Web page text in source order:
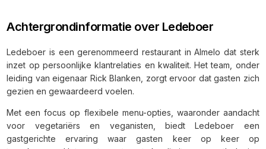
Achtergrondinformatie over Ledeboer
Ledeboer is een gerenommeerd restaurant in Almelo dat sterk
inzet op persoonlijke klantrelaties en kwaliteit. Het team, onder
leiding van eigenaar Rick Blanken, zorgt ervoor dat gasten zich
gezien en gewaardeerd voelen.
Met een focus op flexibele menu-opties, waaronder aandacht
voor vegetariërs en veganisten, biedt Ledeboer een
gastgerichte ervaring waar gasten keer op keer op